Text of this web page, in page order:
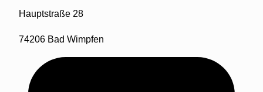
Hauptstraße 28
74206 Bad Wimpfen